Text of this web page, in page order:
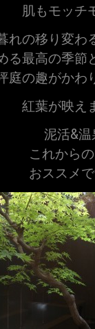
肌もモッチ
れの移り変わ
る最高の季節
庭の趣がかわ
紅葉が映え
泥活&温
これから
おススメ